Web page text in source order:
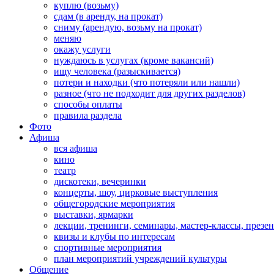
куплю (возьму)
сдам (в аренду, на прокат)
сниму (арендую, возьму на прокат)
меняю
окажу услуги
нуждаюсь в услугах (кроме вакансий)
ищу человека (разыскивается)
потери и находки (что потеряли или нашли)
разное (что не подходит для других разделов)
способы оплаты
правила раздела
Фото
Афиша
вся афиша
кино
театр
дискотеки, вечеринки
концерты, шоу, цирковые выступления
общегородские мероприятия
выставки, ярмарки
лекции, тренинги, семинары, мастер-классы,
квизы и клубы по интересам
спортивные мероприятия
план мероприятий учреждений культуры
Общение